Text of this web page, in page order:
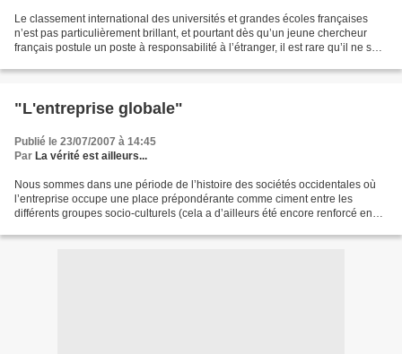
Le classement international des universités et grandes écoles françaises
n’est pas particulièrement brillant, et pourtant dès qu’un jeune chercheur
français postule un poste à responsabilité à l’étranger, il est rare qu’il ne soit
"L'entreprise globale"
Publié le 23/07/2007 à 14:45
Par La vérité est ailleurs...
Nous sommes dans une période de l’histoire des sociétés occidentales où
l’entreprise occupe une place prépondérante comme ciment entre les
différents groupes socio-culturels (cela a d’ailleurs été encore renforcé en